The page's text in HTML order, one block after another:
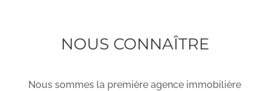
NOUS CONNAÎTRE
Nous sommes la première agence immobilière